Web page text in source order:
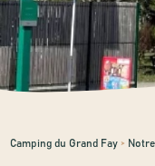
Camping du Grand Fay >